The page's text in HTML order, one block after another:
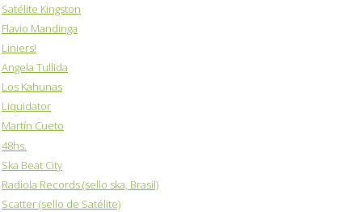
Satélite Kingston
Flavio Mandinga
Liniers!
Angela Tullida
Los Kahunas
Liquidator
Martín Cueto
48hs.
Ska Beat City
Radiola Records (sello ska, Brasil)
Scatter (sello de Satélite)